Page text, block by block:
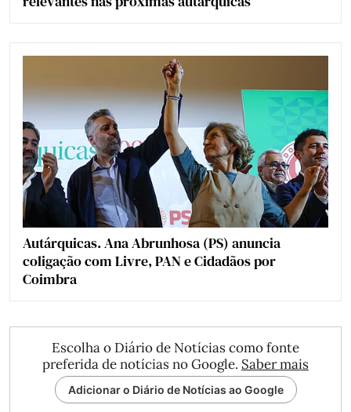
Autárquicas. Ana Abrunhosa (PS) anuncia
coligação com Livre, PAN e Cidadãos por
Coimbra
Escolha o Diário de Notícias como fonte
preferida de notícias no Google. Saber mais
Adicionar o Diário de Notícias ao Google